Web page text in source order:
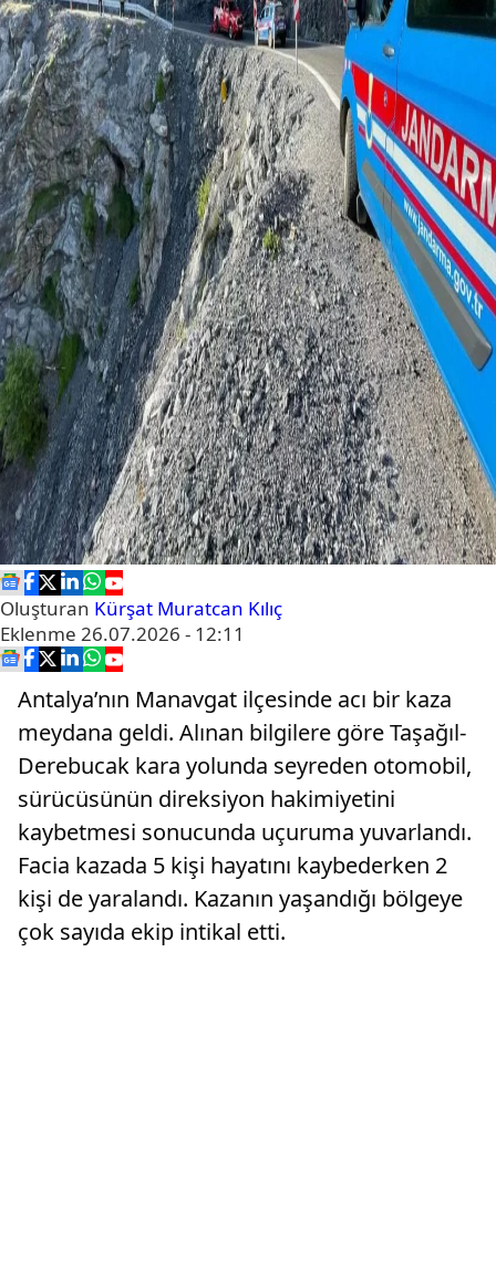
Oluşturan Kürşat Muratcan Kılıç
Eklenme 26.07.2026 - 12:11
Antalya’nın Manavgat ilçesinde acı bir kaza
meydana geldi. Alınan bilgilere göre Taşağıl-
Derebucak kara yolunda seyreden otomobil,
sürücüsünün direksiyon hakimiyetini
kaybetmesi sonucunda uçuruma yuvarlandı.
Facia kazada 5 kişi hayatını kaybederken 2
kişi de yaralandı. Kazanın yaşandığı bölgeye
çok sayıda ekip intikal etti.